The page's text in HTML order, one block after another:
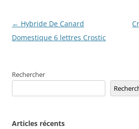
Navigation
des
← Hybride De Canard
Domestique 6 lettres Crostic
Rechercher
Articles récents